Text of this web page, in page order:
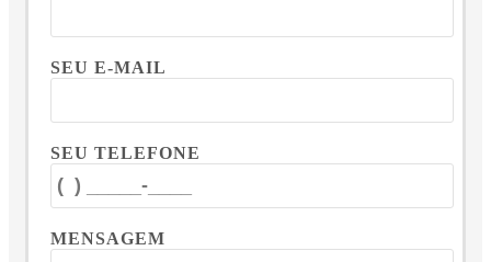
SEU E-MAIL
SEU TELEFONE
MENSAGEM